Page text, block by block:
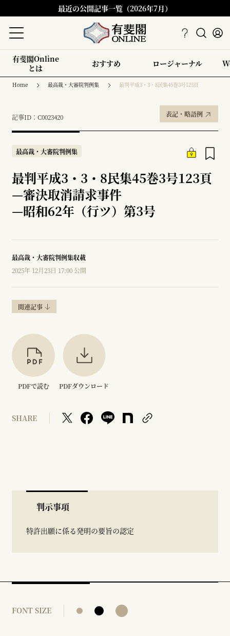
最近の公開記事一覧（2026年7月）
有斐閣Online
とは
おすすめ ロージャーナル
Home 最高裁・大審院判例集 最判平成3・3・8民集45巻3号123頁
記事ID：C0023420 表記・略語例
最高裁・大審院判例集
最判平成3・3・8民集45巻3号123頁
—審決取消請求事件
—昭和62年（行ツ）第3号
最高裁・大審院判例集収載
2025年 12月23日 17:00 公開
関連記事
PDFで読む PDFダウンロード
SHARE
判示事項
特許出願に係る発明の要旨の認定
FONT SIZE